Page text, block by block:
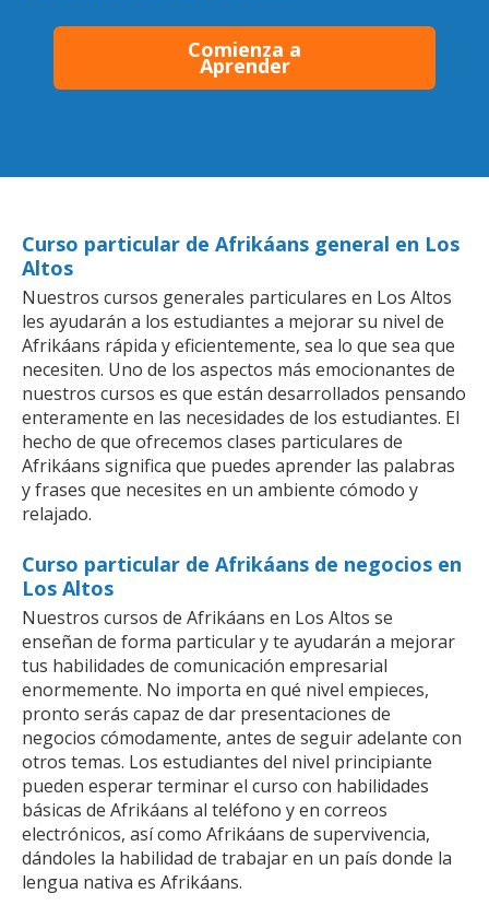
Comienza a
Aprender
Curso particular de Afrikáans general en Los
Altos
Nuestros cursos generales particulares en Los Altos
les ayudarán a los estudiantes a mejorar su nivel de
Afrikáans rápida y eficientemente, sea lo que sea que
necesiten. Uno de los aspectos más emocionantes de
nuestros cursos es que están desarrollados pensando
enteramente en las necesidades de los estudiantes. El
hecho de que ofrecemos clases particulares de
Afrikáans significa que puedes aprender las palabras
y frases que necesites en un ambiente cómodo y
relajado.
Curso particular de Afrikáans de negocios en
Los Altos
Nuestros cursos de Afrikáans en Los Altos se
enseñan de forma particular y te ayudarán a mejorar
tus habilidades de comunicación empresarial
enormemente. No importa en qué nivel empieces,
pronto serás capaz de dar presentaciones de
negocios cómodamente, antes de seguir adelante con
otros temas. Los estudiantes del nivel principiante
pueden esperar terminar el curso con habilidades
básicas de Afrikáans al teléfono y en correos
electrónicos, así como Afrikáans de supervivencia,
dándoles la habilidad de trabajar en un país donde la
lengua nativa es Afrikáans.